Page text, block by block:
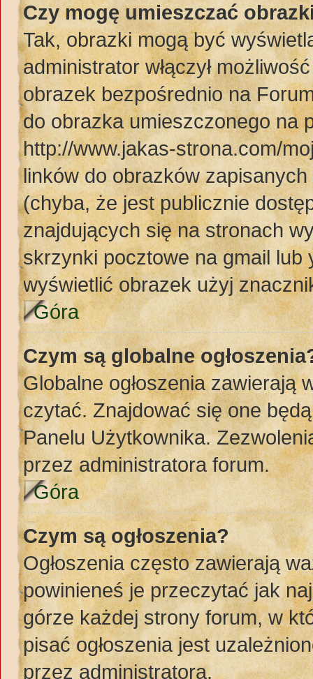
Czy mogę umieszczać
Tak, obrazki mogą być
administrator włączył
obrazek bezpośrednio na
do obrazka umieszczonego na
http://www.jakas-strona.com/
linków do obrazków
(chyba, że jest publicznie
znajdujących się na stronach
skrzynki pocztowe na gmail lub
wyświetlić obrazek użyj
Góra
Czym są globalne
Globalne ogłoszenia zawierają
czytać. Znajdować się one
Panelu Użytkownika.
przez administratora forum.
Góra
Czym są ogłoszenia?
Ogłoszenia często zawierają
powinieneś je przeczytać jak
górze każdej strony forum, w
pisać ogłoszenia jest
przez administratora.